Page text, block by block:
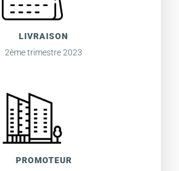
LIVRAISON
2ème trimestre 2023
PROMOTEUR